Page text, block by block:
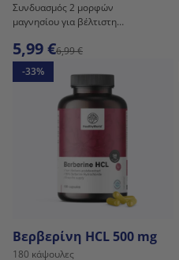
Συνδυασμός 2 μορφών
μαγνησίου για βέλτιστη
5,99 €6,99 €
-33%
Βερβερίνη HCL 500 mg
180 κάψουλες